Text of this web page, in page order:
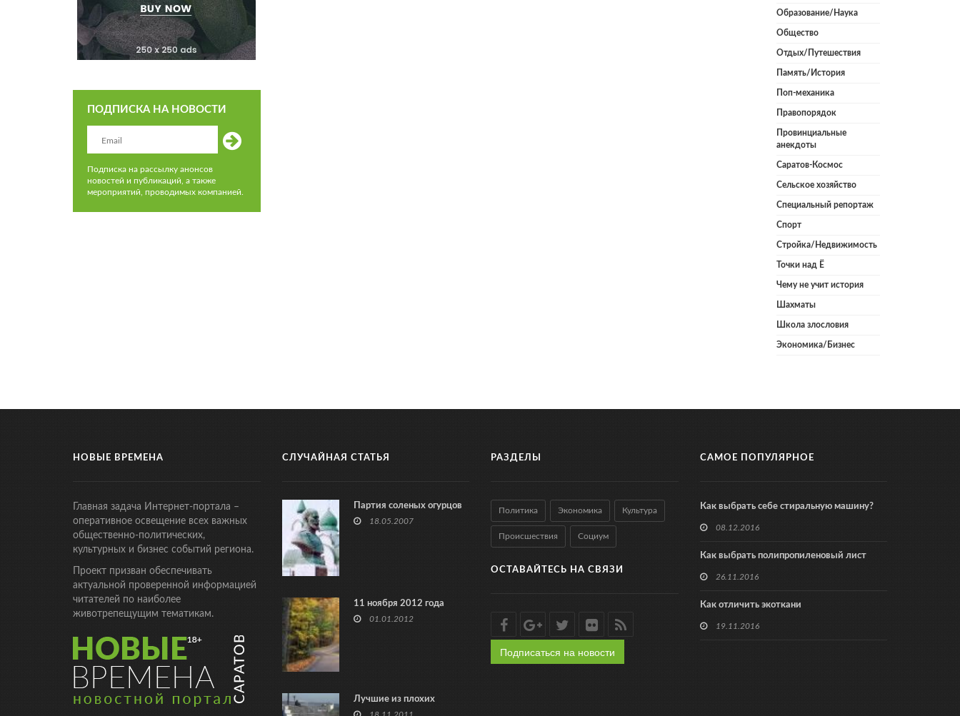
ПОДПИСКА НА НОВОСТИ
Подписка на рассылку анонсов
новостей и публикаций, а также
мероприятий, проводимых компанией.
Образование/Наука
Общество
Отдых/Путешествия
Память/История
Поп-механика
Правопорядок
Провинциальные
анекдоты
Саратов-Космос
Сельское хозяйство
Специальный репортаж
Спорт
Стройка/Недвижимость
Точки над Ё
Чему не учит история
Шахматы
Школа злословия
Экономика/Бизнес
НОВЫЕ ВРЕМЕНА
Главная задача Интернет-портала –
оперативное освещение всех важных
общественно-политических,
культурных и бизнес событий региона.
Проект призван обеспечивать
актуальной проверенной информацией
читателей по наиболее
животрепещущим тематикам.
СЛУЧАЙНАЯ СТАТЬЯ
Партия соленых огурцов
18.05.2007
11 ноября 2012 года
01.01.2012
Лучшие из плохих
РАЗДЕЛЫ
Политика Экономика Культура
Происшествия Социум
ОСТАВАЙТЕСЬ НА СВЯЗИ
Подписаться на новости
САМОЕ ПОПУЛЯРНОЕ
Как выбрать себе стиральную машину?
08.12.2016
Как выбрать полипропиленовый лист
26.11.2016
Как отличить экоткани
19.11.2016